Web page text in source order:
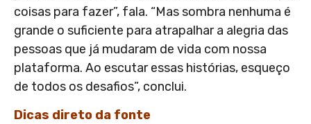
coisas para fazer”, fala. “Mas sombra nenhuma é
grande o suficiente para atrapalhar a alegria das
pessoas que já mudaram de vida com nossa
plataforma. Ao escutar essas histórias, esqueço
de todos os desafios”, conclui.
Dicas direto da fonte